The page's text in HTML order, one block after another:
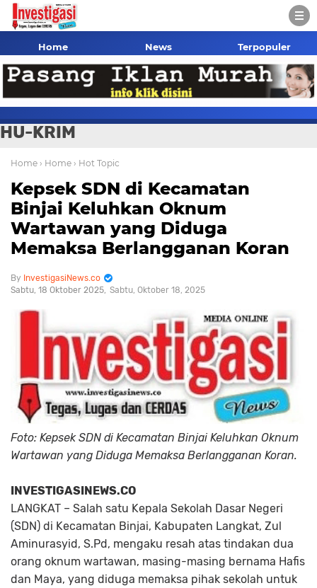
Home News Terpopuler
HU-KRIM
Home › Home › Hot Topic
Kepsek SDN di Kecamatan
Binjai Keluhkan Oknum
Wartawan yang Diduga
Memaksa Berlangganan Koran
InvestigasiNews.co
Sabtu, 18 Oktober 2025 Sabtu, Oktober 18, 2025
Foto: Kepsek SDN di Kecamatan Binjai Keluhkan Oknum
Wartawan yang Diduga Memaksa Berlangganan Koran.
INVESTIGASINEWS.CO
LANGKAT – Salah satu Kepala Sekolah Dasar Negeri
(SDN) di Kecamatan Binjai, Kabupaten Langkat, Zul
Aminurasyid, S.Pd, mengaku resah atas tindakan dua
orang oknum wartawan, masing-masing bernama Hafis
dan Maya, yang diduga memaksa pihak sekolah untuk